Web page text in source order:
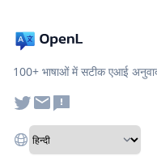
100+ भाषाओं में सटीक एआई